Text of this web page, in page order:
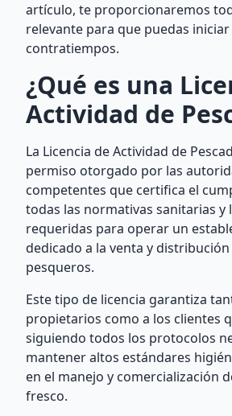
artículo, te proporcionaremos
relevante para que puedas
contratiempos.
¿Qué es una
Actividad de
La Licencia de Actividad de
permiso otorgado por las
competentes que certifica el
todas las normativas sanitarias y
requeridas para operar un
dedicado a la venta y
pesqueros.
Este tipo de licencia garantiza
propietarios como a los clientes
siguiendo todos los protocolos
mantener altos estándares
en el manejo y comercialización
fresco.